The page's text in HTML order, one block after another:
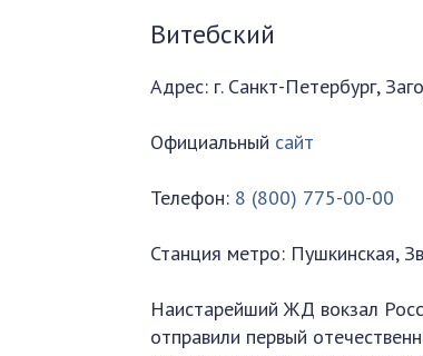
Витебский
Адрес: г. Санкт-Петербург,
Официальный сайт
Телефон: 8 (800) 775-00-00
Станция метро: Пушкинская,
Наистарейший ЖД вокзал
отправили первый